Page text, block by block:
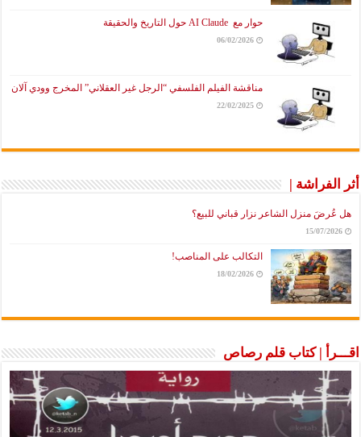
حوار مع AI Claude حول التاريخ والحقيقة
06/02/2026
مناقشة الفيلم الفلسفي “الرجل غير العقلاني” المخرج وودي آلان
22/02/2025
أثر الفراشة |
هل عُرضَ منزل الشاعر نزار قباني للبيع؟
15/07/2026
التكالب على المناصب!
18/02/2026
اقـــرأ | كتاب قلم رصاص